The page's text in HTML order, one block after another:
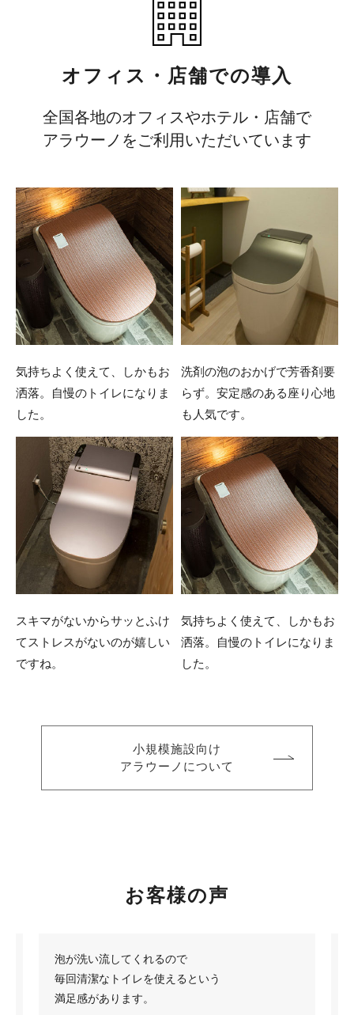
オフィス・店舗での導入
全国各地のオフィスやホテル・店舗で
アラウーノをご利用いただいています
気持ちよく使えて、しかもお
洒落。自慢のトイレになりま
した。
洗剤の泡のおかげで芳香剤要
らず。安定感のある座り心地
も人気です。
スキマがないからサッとふけ
てストレスがないのが嬉しい
ですね。
気持ちよく使えて、しかもお
洒落。自慢のトイレになりま
した。
小規模施設向け
アラウーノについて
お客様の声
泡が洗い流してくれるので
毎回清潔なトイレを使えるという
満足感があります。